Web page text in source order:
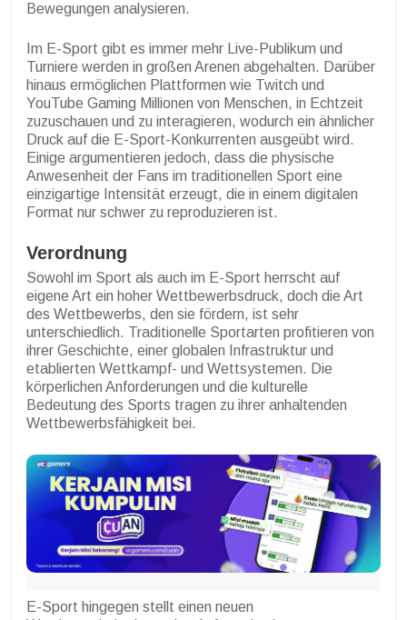
Bewegungen analysieren.
Im E-Sport gibt es immer mehr Live-Publikum und
Turniere werden in großen Arenen abgehalten. Darüber
hinaus ermöglichen Plattformen wie Twitch und
YouTube Gaming Millionen von Menschen, in Echtzeit
zuzuschauen und zu interagieren, wodurch ein ähnlicher
Druck auf die E-Sport-Konkurrenten ausgeübt wird.
Einige argumentieren jedoch, dass die physische
Anwesenheit der Fans im traditionellen Sport eine
einzigartige Intensität erzeugt, die in einem digitalen
Format nur schwer zu reproduzieren ist.
Verordnung
Sowohl im Sport als auch im E-Sport herrscht auf
eigene Art ein hoher Wettbewerbsdruck, doch die Art
des Wettbewerbs, den sie fördern, ist sehr
unterschiedlich. Traditionelle Sportarten profitieren von
ihrer Geschichte, einer globalen Infrastruktur und
etablierten Wettkampf- und Wettsystemen. Die
körperlichen Anforderungen und die kulturelle
Bedeutung des Sports tragen zu ihrer anhaltenden
Wettbewerbsfähigkeit bei.
E-Sport hingegen stellt einen neuen